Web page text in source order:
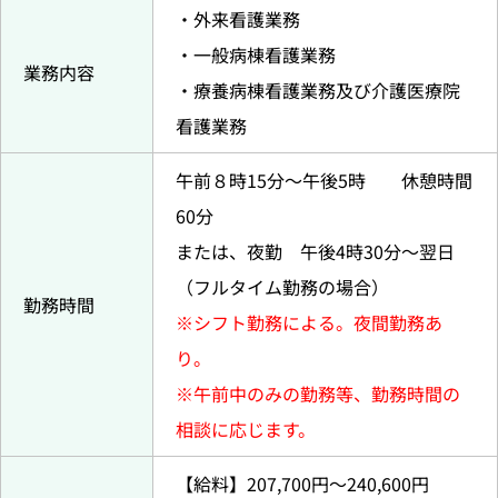
業務内容
・外来看護業務
・一般病棟看護業務
・療養病棟看護業務及び介護医療院
看護業務
勤務時間
午前８時15分～午後5時 休憩時間
60分
または、夜勤 午後4時30分～翌日
（フルタイム勤務の場合）
※シフト勤務による。夜間勤務あ
り。
※午前中のみの勤務等、勤務時間の
相談に応じます。
【給料】207,700円〜240,600円